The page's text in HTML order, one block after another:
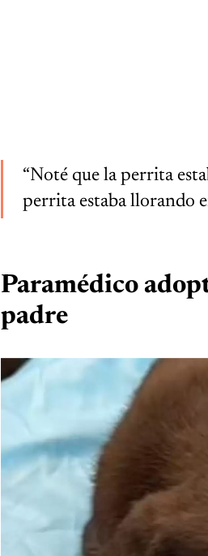
“Noté que la perrita
perrita estaba llorando
Paramédico
padre